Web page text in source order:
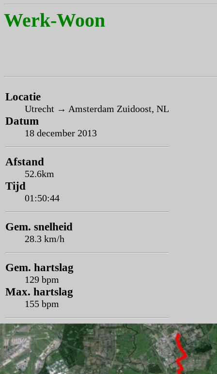
Werk-Woon
Locatie
Utrecht → Amsterdam Zuidoost, NL
Datum
18 december 2013
Afstand
52.6km
Tijd
01:50:44
Gem. snelheid
28.3 km/h
Gem. hartslag
129 bpm
Max. hartslag
155 bpm